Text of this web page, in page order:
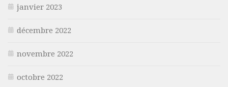
janvier 2023
décembre 2022
novembre 2022
octobre 2022